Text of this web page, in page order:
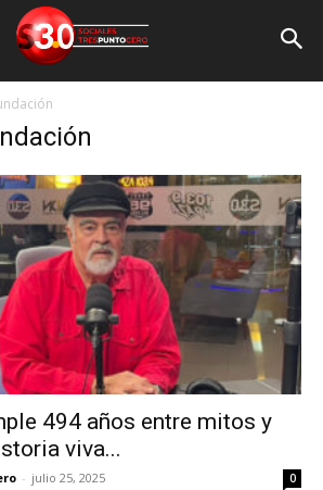
494 años entre mitos y
viva...
- julio 25, 2025 0